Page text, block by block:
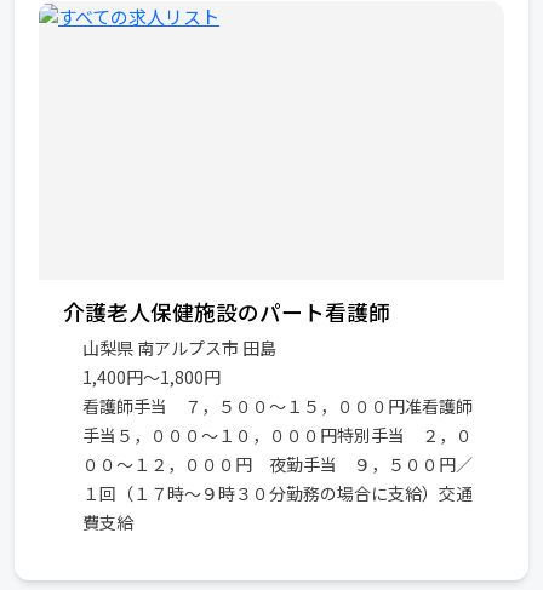
介護老人保健施設のパート看護師
山梨県 南アルプス市 田島
1,400円〜1,800円
看護師手当 ７，５００～１５，０００円准看護師
手当５，０００～１０，０００円特別手当 ２，０
００～１２，０００円 夜勤手当 ９，５００円／
１回（１７時～９時３０分勤務の場合に支給）交通
費支給